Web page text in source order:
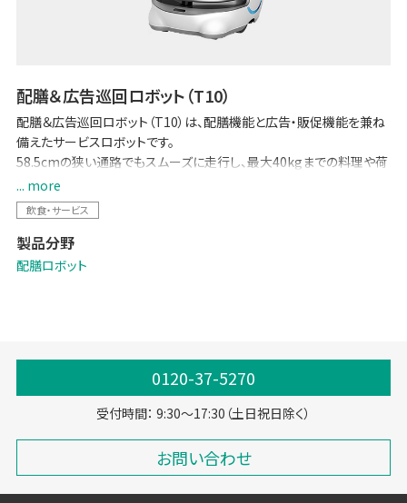
配膳＆広告巡回ロボット（T10）
配膳＆広告巡回ロボット（T10）は、配膳機能と広告・販促機能を兼ね
備えたサービスロボットです。
58.5cmの狭い通路でもスムーズに走行し、最大40kgまでの料理や荷
物を正確に運搬。さらに23.8インチの大型サイネージ・ディスプレイで、
集客・販促・案内を強力にサポートします。 高度な環境認識システムに
より安全かつ正確に走行し、店舗運営の効率化とサービス品質の向上
に貢献します。
... more
飲食・サービス
製品分野
配膳ロボット
0120-37-5270
受付時間： 9:30～17:30（土日祝日除く）
お問い合わせ